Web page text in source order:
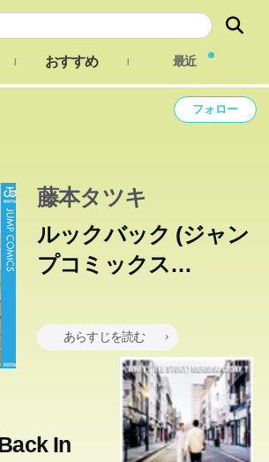
おすすめ 最近
フォロー
藤本タツキ
ルックバック (ジャン
プコミックス
あらすじを読む
準備中です。Amazonで読むこともでき
In